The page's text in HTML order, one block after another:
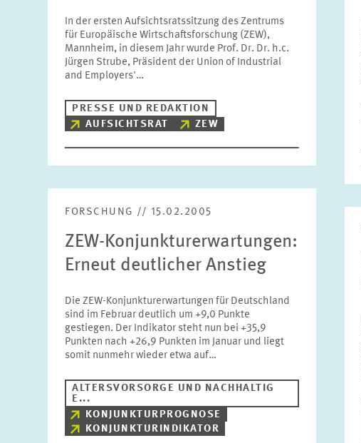
In der ersten Aufsichtsratssitzung des Zentrums
für Europäische Wirtschaftsforschung (ZEW),
Mannheim, in diesem Jahr wurde Prof. Dr. Dr. h.c.
Jürgen Strube, Präsident der Union of Industrial
and Employers'…
PRESSE UND REDAKTION
AUFSICHTSRAT
ZEW
FORSCHUNG // 15.02.2005
ZEW-Konjunkturerwartungen:
Erneut deutlicher Anstieg
Die ZEW-Konjunkturerwartungen für Deutschland
sind im Februar deutlich um +9,0 Punkte
gestiegen. Der Indikator steht nun bei +35,9
Punkten nach +26,9 Punkten im Januar und liegt
somit nunmehr wieder etwa auf…
ALTERSVORSORGE UND NACHHALTIG
E...
KONJUNKTURPROGNOSE
KONJUNKTURINDIKATOR